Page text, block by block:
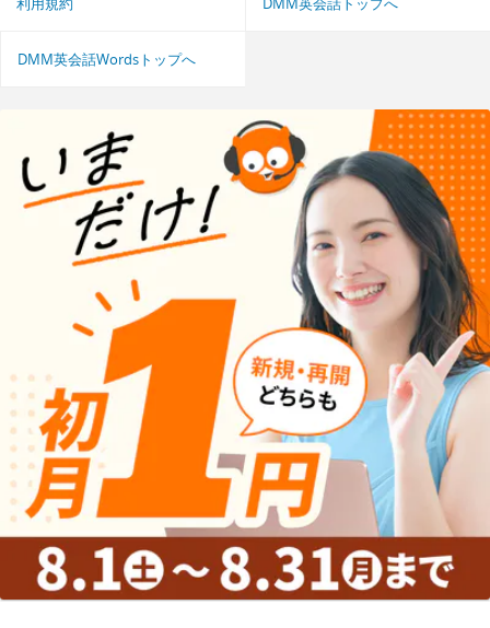
DMM英会話Wordsトップへ